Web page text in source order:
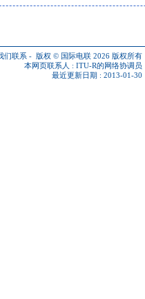
们联系 - 版权 © 国际电联 2026 版权所有
本网页联系人 : ITU-R的网络协调员
最近更新日期 : 2013-01-30